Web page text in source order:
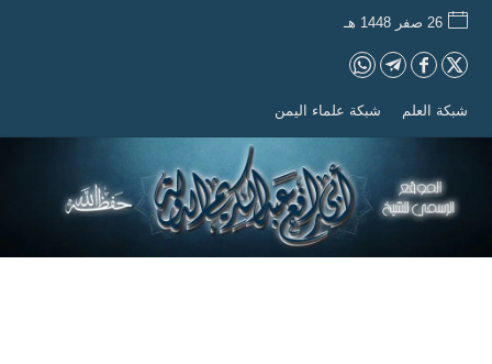
26 صفر 1448 هـ
شبكة العلم شبكة علماء اليمن